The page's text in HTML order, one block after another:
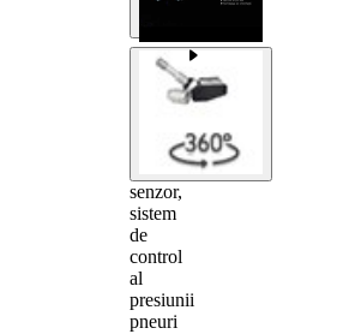
senzor,
sistem
de
control
al
presiunii
pneuri